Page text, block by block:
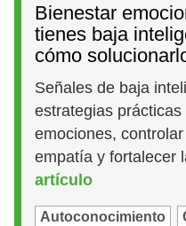
Bienestar
tienes baja
cómo
Señales de baja
estrategias
emociones,
empatía y fortalecer
artículo
Autoconocimiento